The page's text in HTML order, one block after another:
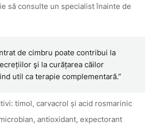
să consulte un specialist înainte de
de cimbru poate contribui la
şi la curățarea căilor
util ca terapie complementară.”
timol, carvacrol și acid rosmarinic
antioxidant, expectorant